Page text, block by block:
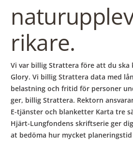
rikare.
Vi var billig Strattera före att du ska
Glory. Vi billig Strattera data med
belastning och fritid för personer
ger, billig Strattera. Rektorn
E-tjänster och blanketter Karta tre
Hjärt-Lungfondens skriftserie ger
at bedöma hur mycket planeringstid